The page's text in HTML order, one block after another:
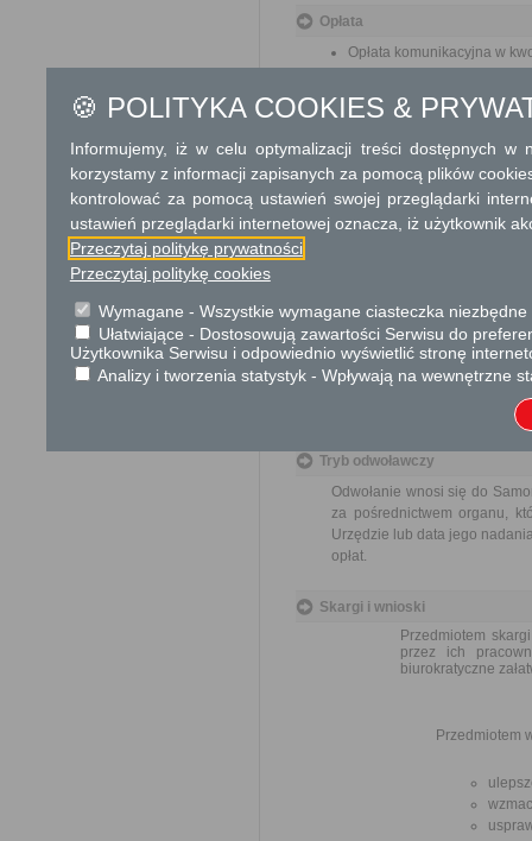
Opłata
Opłata komunikacyjna w
W wypadku ubiegania się
Genewską — opłata wynosi
jego odpisu, wypisu lub
Informacje o płatnościach
Kwota:
35,00 zł
Tytuł wpłaty:
Opłata za wydanie prawa
Opis kwoty:
Tryb odwoławczy
Odwołanie wnosi się do
za pośrednictwem organu,
Urzędzie lub data jego
opłat.
Skargi i wnioski
Przedmiotem
przez ich
biurokratyczne
Przedmiotem
🍪 POLITYKA COOKIES &
Informujemy, iż w celu optymalizacji treści dostępnych w
korzystamy z informacji zapisanych za pomocą plików
kontrolować za pomocą ustawień swojej przeglądarki
ustawień przeglądarki internetowej oznacza, iż użytkownik
Przeczytaj politykę prywatności
Przeczytaj politykę cookies
Wymagane - Wszystkie wymagane ciasteczka
Ułatwiające - Dostosowują zawartości Serwisu do
Użytkownika Serwisu i odpowiednio wyświetlić stronę
Analizy i tworzenia statystyk - Wpływają na wewnętrzne